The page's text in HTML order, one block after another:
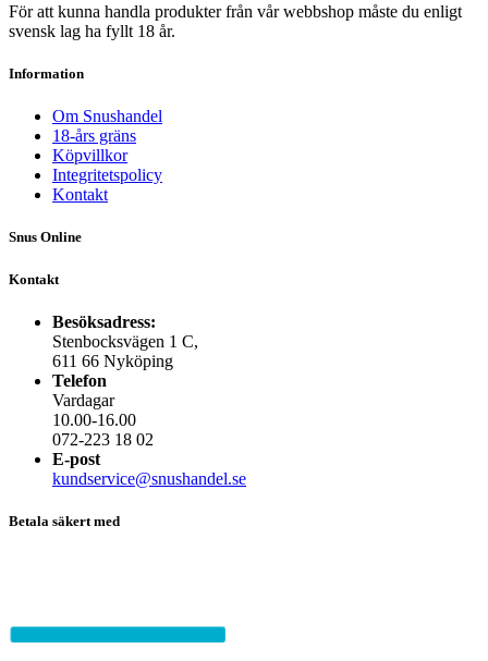
väljas
på
För att kunna handla produkter från vår webbshop måste du enligt
svensk lag ha fyllt 18 år.
Information
Om Snushandel
18-års gräns
Köpvillkor
Integritetspolicy
Kontakt
Snus Online
Kontakt
Besöksadress:
Stenbocksvägen 1 C,
611 66 Nyköping
Telefon
Vardagar
10.00-16.00
072-223 18 02
E-post
kundservice@snushandel.se
Betala säkert med